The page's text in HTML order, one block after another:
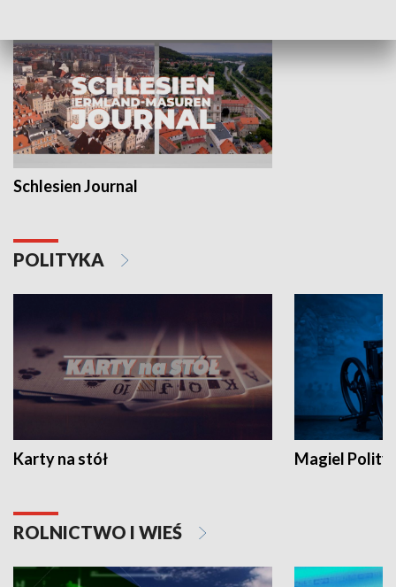
Schlesien Journal
POLITYKA
Karty na stół Magiel
ROLNICTWO I WIEŚ